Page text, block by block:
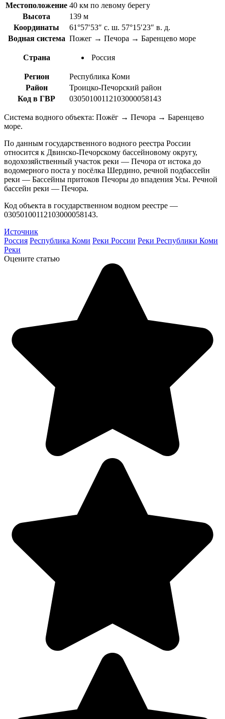
Местоположение 40 км по левому берегу
Высота
139 м
Координаты
61°57′53″ с. ш. 57°15′23″ в. д.
Водная система Пожег → Печора → Баренцево море
Страна Россия
Регион
Республика Коми
Район
Троицко-Печорский район
Код в ГВР
03050100112103000058143
Система водного объекта: Пожёг → Печора → Баренцево
море.
По данным государственного водного реестра России
относится к Двинско-Печорскому бассейновому округу,
водохозяйственный участок реки — Печора от истока до
водомерного поста у посёлка Шердино, речной подбассейн
реки — Бассейны притоков Печоры до впадения Усы. Речной
бассейн реки — Печора.
Код объекта в государственном водном реестре —
03050100112103000058143.
Источник
Россия Республика Коми Реки России Реки Республики Коми
Реки
Оцените статью